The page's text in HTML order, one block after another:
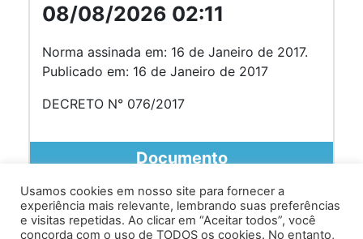
08/08/2026 02:11
Norma assinada em: 16 de Janeiro de 2017.
Publicado em: 16 de Janeiro de 2017
DECRETO N° 076/2017
Documento
Usamos cookies em nosso site para fornecer a
experiência mais relevante, lembrando suas preferências
e visitas repetidas. Ao clicar em “Aceitar todos”, você
concorda com o uso de TODOS os cookies. No entanto,